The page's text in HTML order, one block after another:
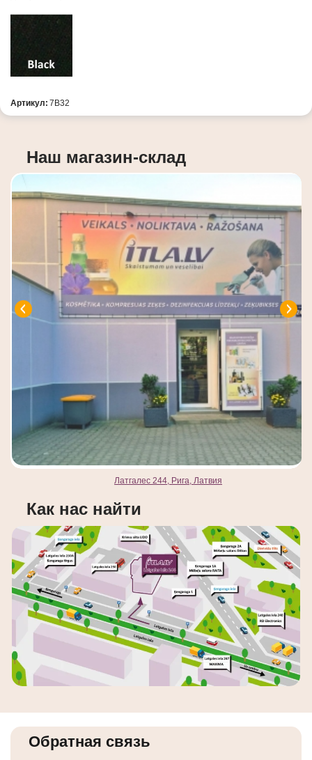
Артикул: 7В32
Наш магазин-склад
Латгалес 244, Рига, Латвия
Как нас найти
Обратная связь